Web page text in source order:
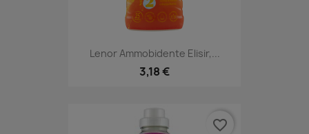
Lenor Ammobidente Elisir,...
3,18 €
favorite_border